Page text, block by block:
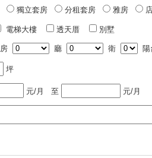
獨立套房 分租套房 雅房
電梯大樓 透天厝 別墅
房 廳 衛 陽
坪
元/月 至 元/月